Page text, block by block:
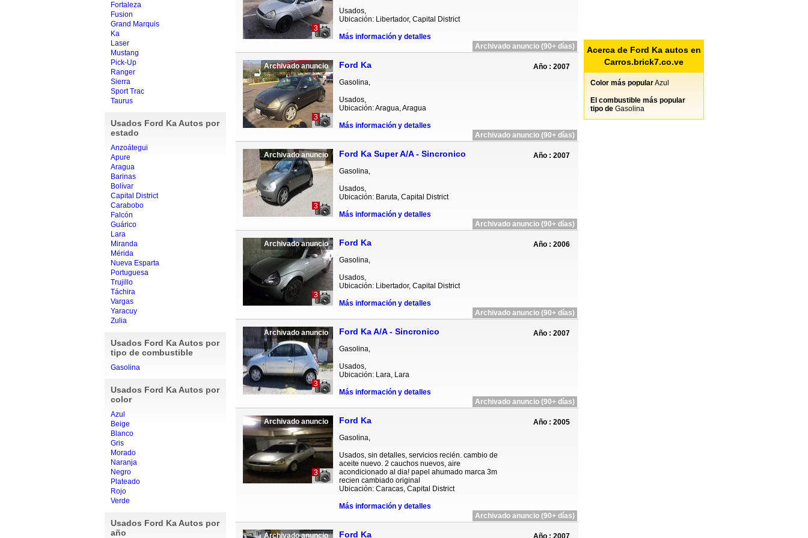
Fortaleza
Fusion
Grand Marquis
Ka
Laser
Mustang
Pick-Up
Ranger
Sierra
Sport Trac
Taurus
Usados Ford Ka Autos por
estado
Anzoátegui
Apure
Aragua
Barinas
Bolívar
Capital District
Carabobo
Falcón
Guárico
Lara
Miranda
Mérida
Nueva Esparta
Portuguesa
Trujillo
Táchira
Vargas
Yaracuy
Zulia
Usados Ford Ka Autos por
tipo de combustible
Gasolina
Usados Ford Ka Autos por
color
Azul
Beige
Blanco
Gris
Morado
Naranja
Negro
Plateado
Rojo
Verde
Usados Ford Ka Autos por
año
3
Usados,
Ubicación: Libertador, Capital District
Más información y detalles
Archivado anuncio (90+ días)
Archivado anuncio
3
Ford Ka
Gasolina,
Usados,
Ubicación: Aragua, Aragua
Más información y detalles
Año : 2007
Archivado anuncio (90+ días)
Archivado anuncio
3
Ford Ka Super A/A - Sincronico
Gasolina,
Usados,
Ubicación: Baruta, Capital District
Más información y detalles
Año : 2007
Archivado anuncio (90+ días)
Archivado anuncio
3
Ford Ka
Gasolina,
Usados,
Ubicación: Libertador, Capital District
Más información y detalles
Año : 2006
Archivado anuncio (90+ días)
Archivado anuncio
3
Ford Ka A/A - Sincronico
Gasolina,
Usados,
Ubicación: Lara, Lara
Más información y detalles
Año : 2007
Archivado anuncio (90+ días)
Archivado anuncio
3
Ford Ka
Gasolina,
Usados, sin detalles, servicios recién. cambio de
aceite nuevo. 2 cauchos nuevos, aire
acondicionado al dia! papel ahumado marca 3m
recien cambiado original
Ubicación: Caracas, Capital District
Más información y detalles
Año : 2005
Archivado anuncio (90+ días)
Archivado anuncio Ford Ka Año : 2007
Acerca de Ford Ka autos en
Carros.brick7.co.ve
Color más popularAzul
El combustible más popular
tipo deGasolina